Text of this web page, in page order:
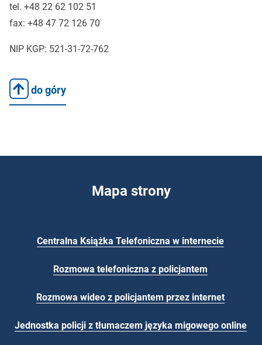
tel. +48 22 62 102 51
fax: +48 47 72 126 70
NIP KGP: 521-31-72-762
do góry
Mapa strony
Centralna Książka Telefoniczna w internecie
Rozmowa telefoniczna z policjantem
Rozmowa wideo z policjantem przez internet
Jednostka policji z tłumaczem języka migowego online